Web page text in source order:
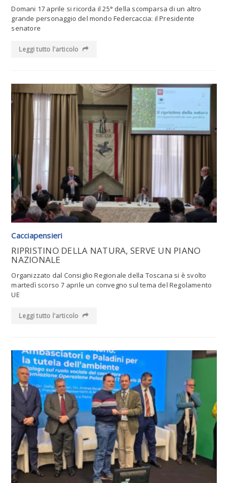
Domani 17 aprile si ricorda il 25° della scomparsa di un altro
grande personaggio del mondo Federcaccia: il Presidente
senatore
Leggi tutto l'articolo
Leggi tutto l'articolo
Cacciapensieri
RIPRISTINO DELLA NATURA, SERVE UN PIANO
NAZIONALE
Organizzato dal Consiglio Regionale della Toscana si è svolto
martedì scorso 7 aprile un convegno sul tema del Regolamento
UE
Leggi tutto l'articolo
Leggi tutto l'articolo